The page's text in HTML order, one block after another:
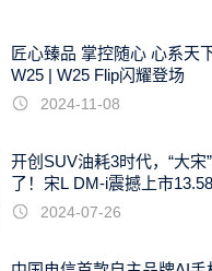
匠心臻品 掌控随心 心系天
W25 | W25 Flip闪耀登场
2024-11-08
开创SUV油耗3时代，“大宋
了！宋L DM-i震撼上市
起
2024-07-26